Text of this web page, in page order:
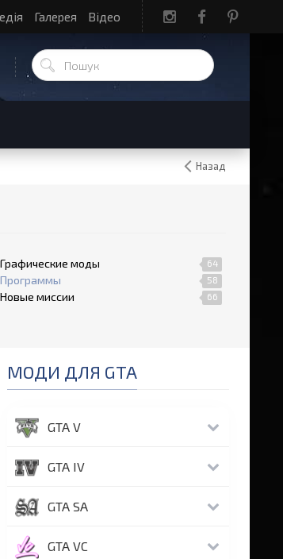
Галерея Відео
Назад
Графические моды 64
Программы 58
Новые миссии 66
МОДИ ДЛЯ GTA
GTA V
GTA IV
GTA SA
GTA VC